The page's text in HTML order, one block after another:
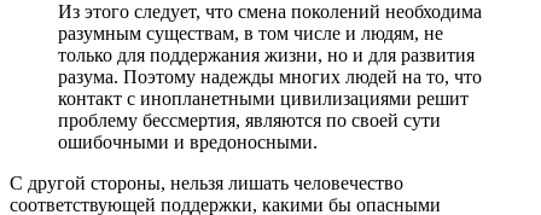
Из этого следует, что смена поколений необходима
разумным существам, в том числе и людям, не
только для поддержания жизни, но и для развития
разума. Поэтому надежды многих людей на то, что
контакт с инопланетными цивилизациями решит
проблему бессмертия, являются по своей сути
ошибочными и вредоносными.
С другой стороны, нельзя лишать человечество
соответствующей поддержки, какими бы опасными